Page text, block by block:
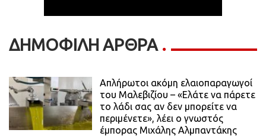
ΔΗΜΟΦΙΛΗ ΑΡΘΡΑ
Απλήρωτοι ακόμη ελαιοπαραγωγοί
του Μαλεβιζίου – «Ελάτε να πάρετε
το λάδι σας αν δεν μπορείτε να
περιμένετε», λέει ο γνωστός
έμπορας Μιχάλης Αλμπαντάκης